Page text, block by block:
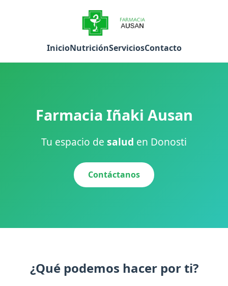
InicioNutriciónServiciosContacto
Farmacia Iñaki Ausan
Tu espacio de salud en Donosti
Contáctanos
¿Qué podemos hacer por ti?